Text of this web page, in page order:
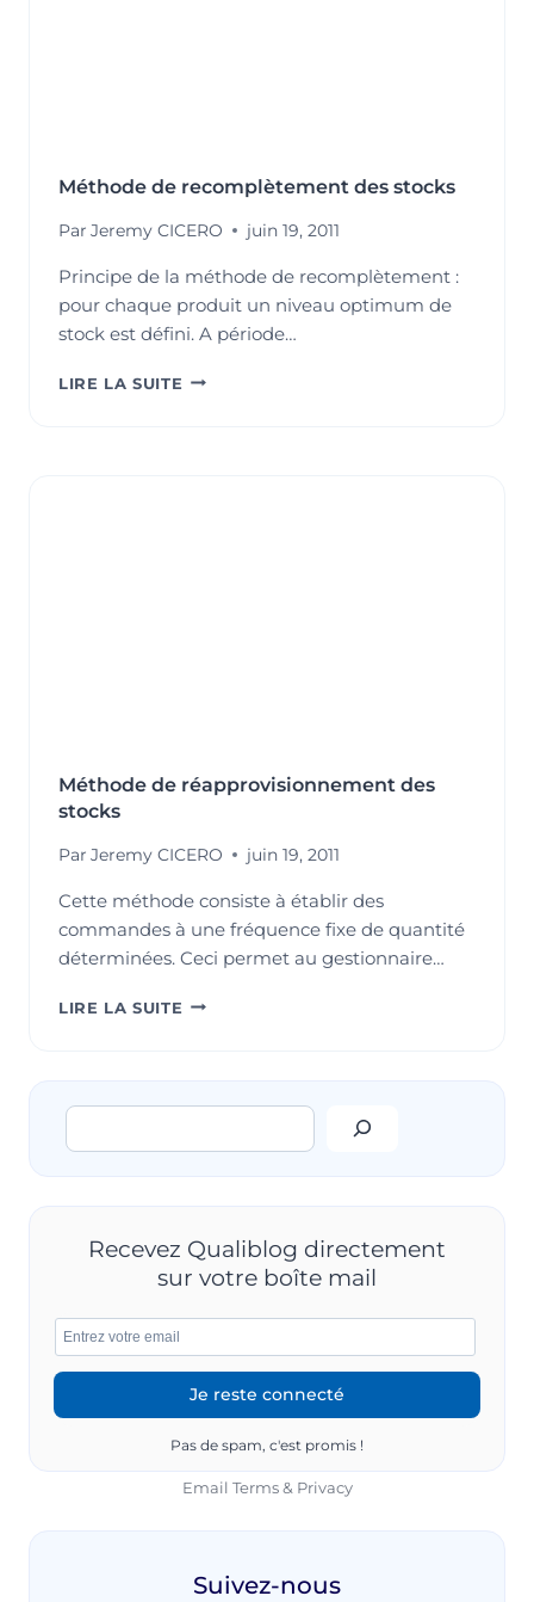
Méthode de recomplètement des stocks
Par Jeremy CICERO juin 19, 2011
Principe de la méthode de recomplètement :
pour chaque produit un niveau optimum de
stock est défini. A période…
LIRE LA SUITE MÉTHODE
Méthode de réapprovisionnement des
stocks
Par Jeremy CICERO juin 19, 2011
Cette méthode consiste à établir des
commandes à une fréquence fixe de quantité
déterminées. Ceci permet au gestionnaire…
LIRE LA SUITE MÉTHODE
Rechercher
Recevez Qualiblog directement
sur votre boîte mail
Pas de spam, c'est promis !
Email Terms& Privacy
Suivez-nous